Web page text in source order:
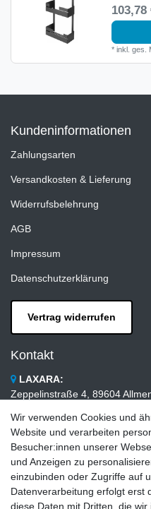
103,78
*inkl. ges.
Kundeninformationen
Zahlungsarten
Versandkosten & Lieferung
Widerrufsbelehrung
AGB
Impressum
Datenschutzerklärung
Vertrag widerrufen
Kontakt
LAXARA:
Zeppelinstraße 4, 89604
E-mail:
info@laxara.de
E-mail:
info@bluewater-armaturen.de
Öffnungszeiten:
Wir verwenden Cookies und
Website und verarbeiten
Besucher:innen unserer
und Anzeigen zu
einzubinden oder Zugriffe auf
Datenverarbeitung erfolgt erst
diese Daten mit Dritten, die wir